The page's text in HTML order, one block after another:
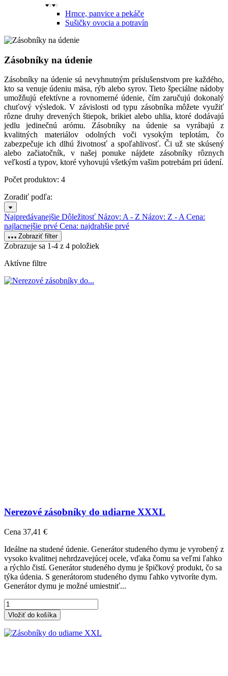
Hrnce, panvice a pekáče
Sušičky ovocia a potravín
Zásobníky na údenie
Zásobníky na údenie sú nevyhnutným príslušenstvom pre každého,
kto sa venuje údeniu mäsa, rýb alebo syrov. Tieto špeciálne nádoby
umožňujú efektívne a rovnomerné údenie, čím zaručujú dokonalý
chuťový výsledok. V závislosti od typu zásobníka môžete využiť
rôzne druhy drevených štiepok, brikiet alebo uhlia, ktoré dodávajú
jedlu jedinečnú arómu. Zásobníky na údenie sa vyrábajú z
kvalitných materiálov odolných voči vysokým teplotám, čo
zabezpečuje ich dlhú životnosť a spoľahlivosť. Či už ste skúsený
alebo začiatočník, v našej ponuke nájdete zásobníky rôznych
veľkostí a typov, ktoré vyhovujú všetkým vašim potrebám pri údení.
Počet produktov: 4
Zoradiť podľa:
Najpredávanejšie Dôležitosť Názov: A - Z Názov: Z - ACena:
najlacnejšie prvé Cena: najdrahšie prvé
Zobraziť filter
Zobrazuje sa 1-4 z 4 položiek
Aktívne filtre
Nerezové zásobníky do udiarne XXXL
Cena 37,41 €
Ideálne na studené údenie. Generátor studeného dymu je vyrobený z
vysoko kvalitnej nehrdzavejúcej ocele, vďaka čomu sa veľmi ľahko
a rýchlo čistí. Generátor studeného dymu je špičkový produkt, čo sa
týka údenia. S generátorom studeného dymu ľahko vytvoríte dym.
Generátor dymu je možné umiestniť...
Vložiť do košíka